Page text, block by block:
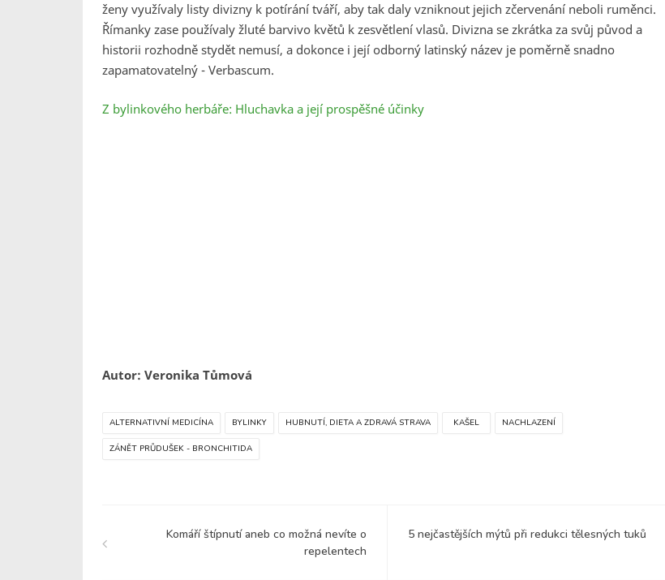
ženy využívaly listy divizny k potírání tváří, aby tak daly vzniknout jejich zčervenání neboli ruměnci.
Římanky zase používaly žluté barvivo květů k zesvětlení vlasů. Divizna se zkrátka za svůj původ a
historii rozhodně stydět nemusí, a dokonce i její odborný latinský název je poměrně snadno
zapamatovatelný - Verbascum.
Z bylinkového herbáře: Hluchavka a její prospěšné účinky
Autor: Veronika Tůmová
ALTERNATIVNÍ MEDICÍNA BYLINKY HUBNUTÍ, DIETA A ZDRAVÁ STRAVA KAŠEL NACHLAZENÍ
ZÁNĚT PRŮDUŠEK - BRONCHITIDA
Komáří štípnutí aneb co možná nevíte o
repelentech
5 nejčastějších mýtů při redukci tělesných tuků